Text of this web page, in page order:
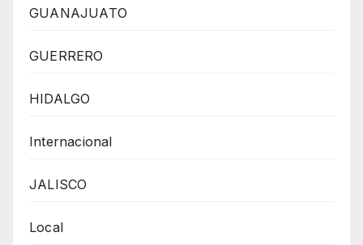
GUANAJUATO
GUERRERO
HIDALGO
Internacional
JALISCO
Local